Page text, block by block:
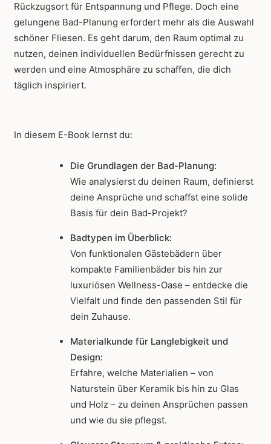
Rückzugsort für Entspannung und Pflege. Doch eine
gelungene Bad-Planung erfordert mehr als die Auswahl
schöner Fliesen. Es geht darum, den Raum optimal zu
nutzen, deinen individuellen Bedürfnissen gerecht zu
werden und eine Atmosphäre zu schaffen, die dich
täglich inspiriert.
In diesem E-Book lernst du:
Die Grundlagen der Bad-Planung:
Wie analysierst du deinen Raum, definierst
deine Ansprüche und schaffst eine solide
Basis für dein Bad-Projekt?
Badtypen im Überblick:
Von funktionalen Gästebädern über
kompakte Familienbäder bis hin zur
luxuriösen Wellness-Oase – entdecke die
Vielfalt und finde den passenden Stil für
dein Zuhause.
Materialkunde für Langlebigkeit und
Design:
Erfahre, welche Materialien – von
Naturstein über Keramik bis hin zu Glas
und Holz – zu deinen Ansprüchen passen
und wie du sie pflegst.